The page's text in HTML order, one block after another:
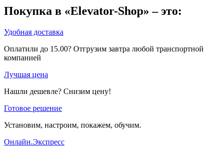
Покупка в «Elevator-Shop» – это:
Удобная доставка
Оплатили до 15.00? Отгрузим завтра любой транспортной
компанией
Лучшая цена
Нашли дешевле? Снизим цену!
Готовое решение
Установим, настроим, покажем, обучим.
Онлайн.Экспресс